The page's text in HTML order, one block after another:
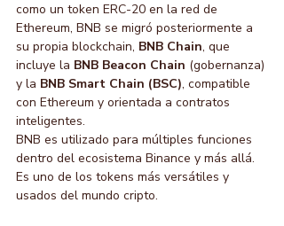
como un token ERC-20 en la red de
Ethereum, BNB se migró posteriormente a
su propia blockchain, BNB Chain, que
incluye la BNB Beacon Chain (gobernanza)
y la BNB Smart Chain (BSC), compatible
con Ethereum y orientada a contratos
inteligentes.
BNB es utilizado para múltiples funciones
dentro del ecosistema Binance y más allá.
Es uno de los tokens más versátiles y
usados del mundo cripto.